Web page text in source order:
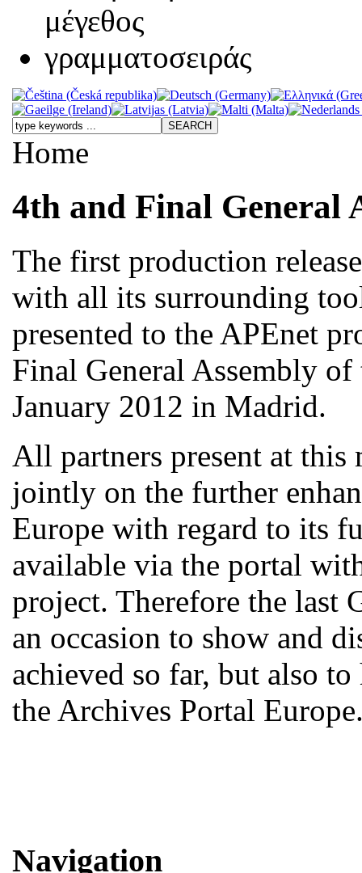
Home
4th and Final General
The first production
with all its surrounding
presented to the APEnet
Final General Assembly
January 2012 in Madrid.
All partners present at
jointly on the further
Europe with regard to its
available via the portal
project. Therefore the last
an occasion to show and
achieved so far, but also
the Archives Portal
Navigation